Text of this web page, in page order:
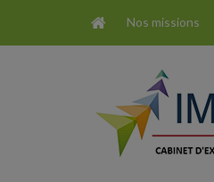
Nos missions